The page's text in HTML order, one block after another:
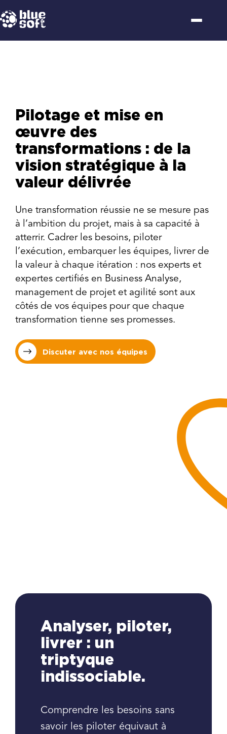
Passer
au
contenu
Pilotage et mise en
œuvre des
transformations : de la
vision stratégique à la
valeur délivrée
Une transformation réussie ne se mesure pas
à l’ambition du projet, mais à sa capacité à
atterrir. Cadrer les besoins, piloter
l’exécution, embarquer les équipes, livrer de
la valeur à chaque itération : nos experts et
expertes certifiés en Business Analyse,
management de projet et agilité sont aux
côtés de vos équipes pour que chaque
transformation tienne ses promesses.
Discuter avec nos équipes
Analyser, piloter,
livrer : un
triptyque
indissociable.
Comprendre les besoins sans
savoir les piloter équivaut à